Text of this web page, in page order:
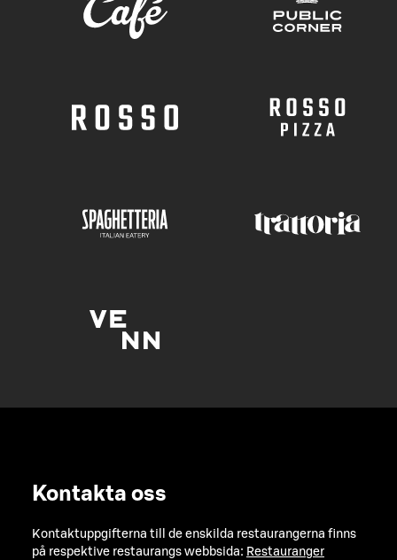
Kontakta oss
Kontaktuppgifterna till de enskilda restaurangerna finns
på respektive restaurangs webbsida: Restauranger